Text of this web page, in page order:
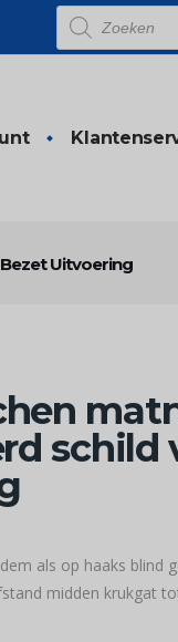
Producten
zoeken
Uitvoering
schild
als op haaks blind
midden krukgat